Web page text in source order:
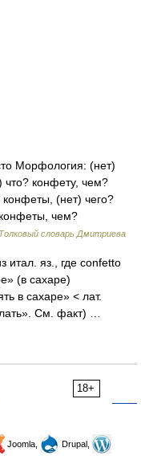
Морфология: (нет)
конфету, чем?
(нет) чего?
чем?
Толковый словарь Дмитриева
итал. яз., где confetto
(в сахаре)
в сахаре» < лат.
См. факт) …
18+
Joomla,
Drupal,